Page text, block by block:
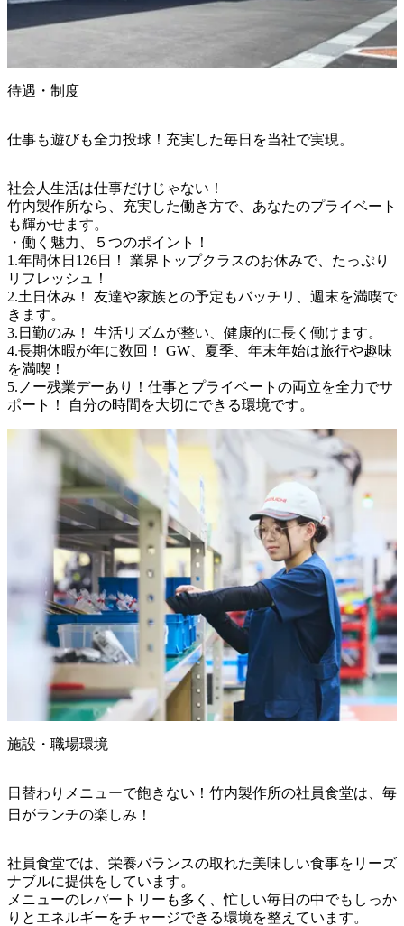
待遇・制度
仕事も遊びも全力投球！充実した毎日を当社で実現。
社会人生活は仕事だけじゃない！
竹内製作所なら、充実した働き方で、あなたのプライベート
も輝かせます。
・働く魅力、５つのポイント！
1.年間休日126日！ 業界トップクラスのお休みで、たっぷり
リフレッシュ！
2.土日休み！ 友達や家族との予定もバッチリ、週末を満喫で
きます。
3.日勤のみ！ 生活リズムが整い、健康的に長く働けます。
4.長期休暇が年に数回！ GW、夏季、年末年始は旅行や趣味
を満喫！
5.ノー残業デーあり！仕事とプライベートの両立を全力でサ
ポート！ 自分の時間を大切にできる環境です。
施設・職場環境
日替わりメニューで飽きない！竹内製作所の社員食堂は、毎
日がランチの楽しみ！
社員食堂では、栄養バランスの取れた美味しい食事をリーズ
ナブルに提供をしています。
メニューのレパートリーも多く、忙しい毎日の中でもしっか
りとエネルギーをチャージできる環境を整えています。